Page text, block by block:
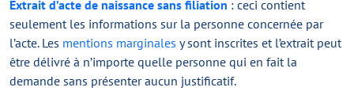
Extrait d’acte de naissance sans filiation : ceci contient
seulement les informations sur la personne concernée par
l’acte. Les mentions marginales y sont inscrites et l’extrait peut
être délivré à n’importe quelle personne qui en fait la
demande sans présenter aucun justificatif.